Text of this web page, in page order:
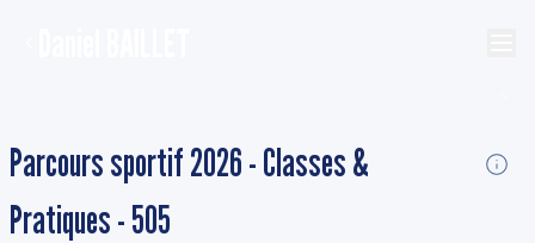
Parcours sportif 2026 - Classes &
Pratiques - 505